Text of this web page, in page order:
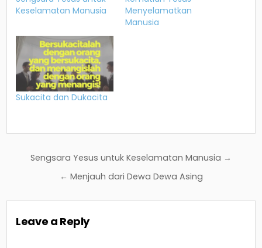
Keselamatan Manusia
Menyelamatkan
Manusia
Sukacita dan Dukacita
Post
navigation
Sengsara Yesus untuk Keselamatan Manusia →
← Menjauh dari Dewa Dewa Asing
Leave a Reply